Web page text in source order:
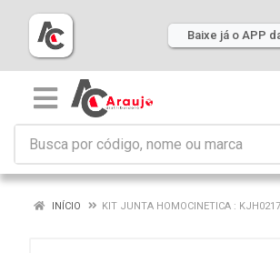
Baixe já o APP
INÍCIO KIT JUNTA HOMOCINETICA : KJH0217